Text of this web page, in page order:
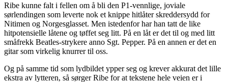
Ribe kunne falt i fellen om å bli den P1-vennlige, joviale
sørlendingen som leverte nok et knippe hitlåter skreddersydd for
Nitimen og Norgesglasset. Men istedenfor har han tatt de like
hitpotensielle låtene og tøffet seg litt. På en låt er det til og med litt
småfrekk Beatles-strykere anno Sgt. Pepper. På en annen er det en
gitar som virkelig knurrer til oss.
Og på samme tid som lydbildet ypper seg og krever akkurat det lille
ekstra av lytteren, så sørger Ribe for at tekstene hele veien er i